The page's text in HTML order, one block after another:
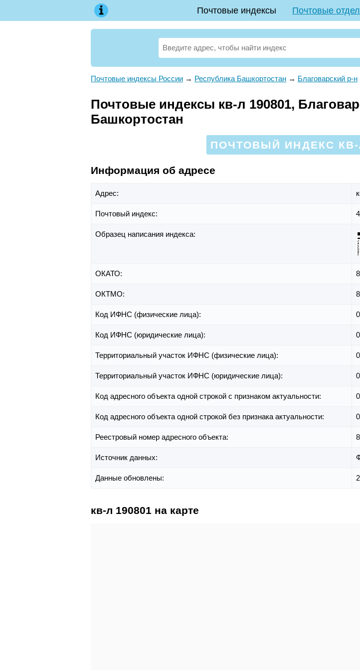
Почтовые индексы Почтовые
Почтовые индексы России → Республика Башкортостан → Благоварский р-н
Почтовые индексы кв-л 190801,
Башкортостан
ПОЧТОВЫЙ ИНДЕКС КВ-
Информация об адресе
Адрес:
Почтовый индекс:
Образец написания индекса:
ОКАТО:
ОКТМО:
Код ИФНС (физические лица):
Код ИФНС (юридические лица):
Территориальный участок ИФНС (физические лица):
Территориальный участок ИФНС (юридические лица):
Код адресного объекта одной строкой с признаком актуальности:
Код адресного объекта одной строкой без признака актуальности:
Реестровый номер адресного объекта:
Источник данных:
Данные обновлены:
кв-л 190801 на карте